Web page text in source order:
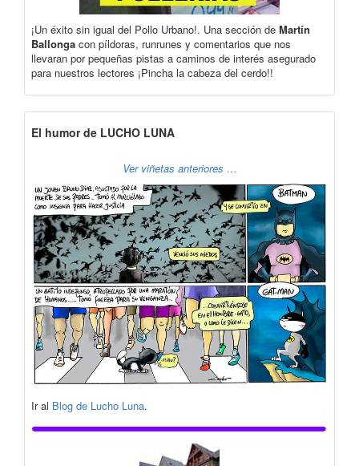
¡Un éxito sin igual del Pollo Urbano!. Una sección de Martín
Ballonga con píldoras, runrunes y comentarios que nos
llevaran por pequeñas pistas a caminos de interés asegurado
para nuestros lectores ¡Pincha la cabeza del cerdo!!
El humor de LUCHO LUNA
Ver viñetas anteriores …
Ir al Blog de Lucho Luna.